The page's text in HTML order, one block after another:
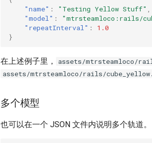
"name" : "Testing Yellow Stuff"
"model" : "mtrsteamloco:rails/
"repeatInterval" :
1.0
}
在上述例子里， assets/mtrsteamloco/
assets/mtrsteamloco/rails/
多个模型
也可以在一个 JSON 文件内说明多个轨道。